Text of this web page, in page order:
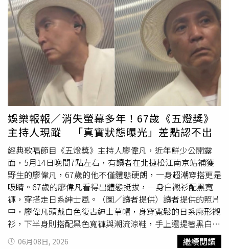
括中國的角色。儘管北京試圖將自己定位為調停者，同時維
持與伊朗的經濟往來，但真正決定局勢的仍是伊朗本身，
「真正具有決定性的因素，是伊朗自身的抵抗意志與能
力。」他補充，外部支持大多只是輔助性質，在伊朗整體韌
性中的貢獻甚至可能「僅占1/10」。文晶也持相同看法，她
認為中國是伊朗重要的經濟夥伴，也是推動對話的外交支持
者，但「並不是安全保障者」。不過，她認為，伊朗加入由
中國主導的上海合作組織與金磚國家仍具有重要意義，「因
為伊朗已沒有其他平台，可以作為區域強權展現自身影響
力。」朱永彪進一步稱，以色列施加的壓力，也使美國撤軍
更加困難，並警告包括誤判引發軍事衝突等「不可控風
險」，都可能輕易導致局勢進一步全面升高，「最終，這將
考驗川普的決心。如果他果斷行動，美國有能力迅速抽身；
但若猶豫不決，或繼續追求更多目標，尤其是經濟利益，撤
離進程就會放慢，也可能讓美國陷入更深的困境。」
樣，先進廠幫公司『止血』，把裡面壞去的『清創』處理換
掉，然後再一步步把引擎『再造』起來。重點速度要夠快，
要盡快讓車子上路，能跑得很快！」許榮唐以他起家最熟悉
的汽車產業，剖析經營公司體質轉骨過程環節，頗為傳神。
許榮唐也強調，「自己是做實業、賣車子做房地產起家的，
看得很透。做生意哪有什麼大學問？命脈只有兩條：一是
『誠信』，一是『現金流』。」他認為與團隊行事「就是踏
踏實實地做重整，把偏掉的車頭拉回正軌」「你說我們是什
麼？我們就是來幫忙推一把的『轉型推手』。」「讓這些本
來被糟蹋到奄奄一息的公司活過來、正派賺錢，最起碼，要
讓那些相信我公司的股東，抱在手裡的股票有價值，對股東
有一個長遠的交代。」許榮唐首度揭露他的「股利政策」，
取得四家公司經營權立場即是要做到公司合法合規的賺錢，
才是公司治理王道。
交家人。對方證實目前販售的確實是鴨腿，但對於何時開始
改賣鴨腿則未正面回應，僅表示後續將另行說明。當被問及
是否長期販售鴨腿時，家屬則回應，「這個名字叫了17、
18年，怎麼可能一直賣的都是鴨腿。」有網友翻出過去群組
訊息指出，2024年及2025年期間，「鵝腿阿姨」曾多次發
布「鵝腿到了」等通知。不過，目前團購頁面上的商品名稱
僅標示為「阿姨烤的辣腿」與「阿姨烤的不辣腿」，並未註
明究竟是鴨腿還是鵝腿。陳秀鳳因在北京大學、
清華大學等
高校周邊販售烤腿爆紅。（圖／翻攝自微博）對此，不少學
生表示並不知情。有中國人民大學學生透露，自己自2024
年起已購買10多次，口感與味道始終一致，但因未吃過鵝
腿，因此無法分辨差異；也有學生透露早已從社群平台得知
販售的是鴨腿，以為大家都知道。北京市燕園街道市場監管
所證實已接獲民眾檢舉，目前正針對相關情況展開調查。據
了解，現年50多歲的陳秀鳳2000年赴北京打拚，最初在北
京大學西南門販售水果，之後轉型經營燒烤攤，並以預購方
式販售烤鵝腿。2023年冬天，她因受到北大、清華及人大
學生追捧而在網路爆紅，甚至曾受邀到北京大學分享創業經
驗，強調「要保證做良心活，要有高品質，不能讓顧客遇到
食品安全的問題」，如今卻因商品名稱與實際原料不符陷入
娛樂報報／消失螢幕多年！67歲《五燈獎》
主持人現蹤 「真實狀態曝光」差點認不出
經典歌唱節目《五燈獎》主持人廖偉凡，近年鮮少公開露
面，5月14日晚間7點左右，有讀者在北捷松江南京站補獲
野生的廖偉凡，67歲的他不僅體態硬朗，一身超潮穿搭更是
吸睛。67歲的廖偉凡看得出體態挺拔，一身白襯衫配黑寬
褲，穿搭走日系紳士風。（圖／讀者提供）讀者提供的照片
中，廖偉凡頭戴白色復古紳士草帽，身穿寬鬆的日系廓形襯
衫，下半身則搭配黑色寬褲與潮流涼鞋，手上還提著黑白千
鳥格紋的大提袋，他耳朵上還戴著流行的骨傳導耳夾式耳
06月08日, 2026 繼續閱讀